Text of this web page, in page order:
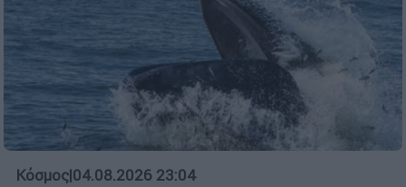
Κόσμος|04.08.2026 23:04